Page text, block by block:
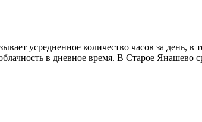
усредненное количество часов за день,
в дневное время. В Старое Янашево